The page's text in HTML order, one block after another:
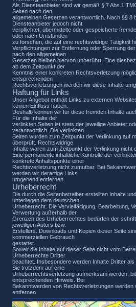
Als Diensteanbieter sind wir gemäß § 7 Abs.1
Seiten nach den
allgemeinen Gesetzen verantwortlich. Nach §§ 8
Diensteanbieter jedoch nicht
verpflichtet, übermittelte oder gespeicherte
oder nach Umständen
zu forschen, die auf eine rechtswidrige Tätigkeit
Verpflichtungen zur Entfernung oder Sperrung
nach den allgemeinen
Gesetzen bleiben hiervon unberührt. Eine
ab dem Zeitpunkt der
Kenntnis einer konkreten Rechtsverletzung
entsprechenden
Rechtsverletzungen werden wir diese Inhalte
Haftung für Links
Unser Angebot enthält Links zu externen
keinen Einfluss haben.
Deshalb können wir für diese fremden Inhalte
Für die Inhalte der
verlinkten Seiten ist stets der jeweilige Anbieter
verantwortlich. Die verlinkten
Seiten wurden zum Zeitpunkt der Verlinkung auf
überprüft. Rechtswidrige
Inhalte waren zum Zeitpunkt der Verlinkung nicht
Eine permanente inhaltliche Kontrolle der
konkrete Anhaltspunkte einer
Rechtsverletzung nicht zumutbar. Bei
werden wir derartige Links
umgehend entfernen.
Urheberrecht
Die durch die Seitenbetreiber erstellten Inhalte
unterliegen dem deutschen
Urheberrecht. Die Vervielfältigung, Bearbeitung,
Verwertung außerhalb der
Grenzen des Urheberrechtes bedürfen der
jeweiligen Autors bzw.
Erstellers. Downloads und Kopien dieser Seite
kommerziellen Gebrauch
gestattet.
Soweit die Inhalte auf dieser Seite nicht vom
Urheberrechte Dritter
beachtet. Insbesondere werden Inhalte Dritter
Sie trotzdem auf eine
Urheberrechtsverletzung aufmerksam werden,
entsprechenden Hinweis. Bei
Bekanntwerden von Rechtsverletzungen werden
entfernen.